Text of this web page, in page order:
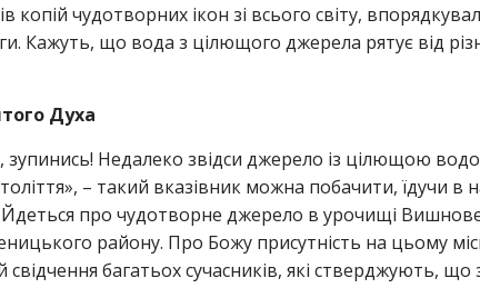
копій чудотворних ікон зі всього світу,
Кажуть, що вода з цілющого джерела рятує від
Духа
Недалеко звідси джерело із цілющою
– такий вказівник можна побачити, їдучи в
Йдеться про чудотворне джерело в урочищі
району. Про Божу присутність на цьому
свідчення багатьох сучасників, які стверджують, що